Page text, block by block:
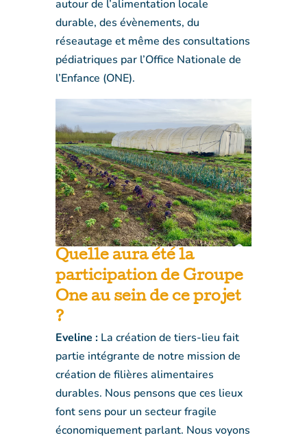
autour de l’alimentation locale
durable, des évènements, du
réseautage et même des consultations
pédiatriques par l’Office Nationale de
l’Enfance (ONE).
Quelle aura été la
participation de Groupe
One au sein de ce projet
?
Eveline :La création de tiers-lieu fait
partie intégrante de notre mission de
création de filières alimentaires
durables. Nous pensons que ces lieux
font sens pour un secteur fragile
économiquement parlant. Nous voyons